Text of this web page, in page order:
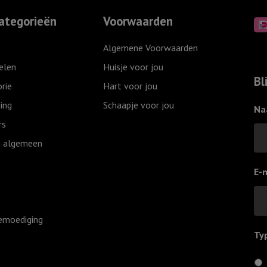
algemeen
Voorwaarden
Algemene Voorwaarden
Huisje voor jou
Hart voor jou
Schaapje voor jou
E-